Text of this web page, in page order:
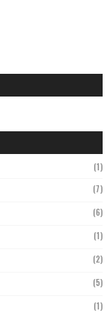
(1)
(7)
(6)
(1)
(2)
(5)
(1)